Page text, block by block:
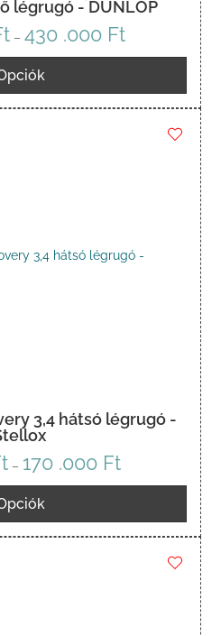
légrugó - DUNLOP
– 430 .000 FtÁrtartomány:
215
-
3,4 hátsó légrugó -
– 170 .000 FtÁrtartomány:
85
-